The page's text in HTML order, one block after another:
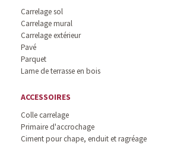
Carrelage sol
Carrelage mural
Carrelage extérieur
Pavé
Parquet
Lame de terrasse en bois
ACCESSOIRES
Colle carrelage
Primaire d'accrochage
Ciment pour chape, enduit et ragréage